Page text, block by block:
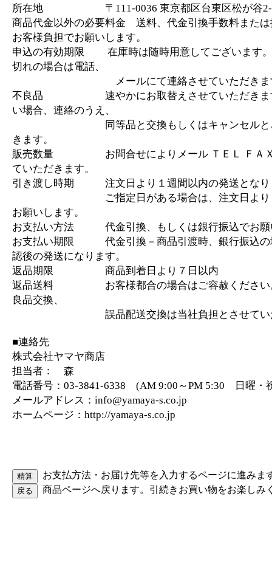
所在地 〒111-0036 東京都区台東区松が谷2-
商品代金以外の必要料金 送料、代金引換手数料また
お客様負担でお願いします。
申込の有効期限 在庫時は随時用意してございます
切れの場合は電話、
メールにて連絡させていただきま
不良品 速やかにお取替えさせていただきま
い場合、連絡のうえ、
同等品と交換もしくはキャンセルとさ
きます。
販売数量 お問合せによりメール ＴＥＬ ＦＡＸ
ていただきます。
引き渡し時期 注文日より１週間以内の発送となり
ご指定日がある場合は、注文日より１
お願いします。
お支払い方法 代金引換、もしくは銀行振込でお願
お支払い期限 代金引換－商品引渡時、銀行振込の
認後の発送になります。
返品期限 商品到着日より７日以内
返品送料 お客様都合の場合はご容赦ください
良品交換、
誤品配送交換は当社負担とさせていた
■連絡先
株式会社ヤマヤ商店
担当者： 森
電話番号：03-3841-6338 (AM 9:00～PM 5:30 日曜・
メールアドレス：info@yamaya-s.co.jp
ホームページ：http://yamaya-s.co.jp
お支払方法・お届け先等を入力するページに進みま
商品ページへ戻ります。引続きお買い物をお楽しみ